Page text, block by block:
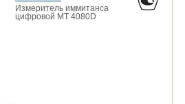
Измеритель иммитанса
цифровой MT 4080D